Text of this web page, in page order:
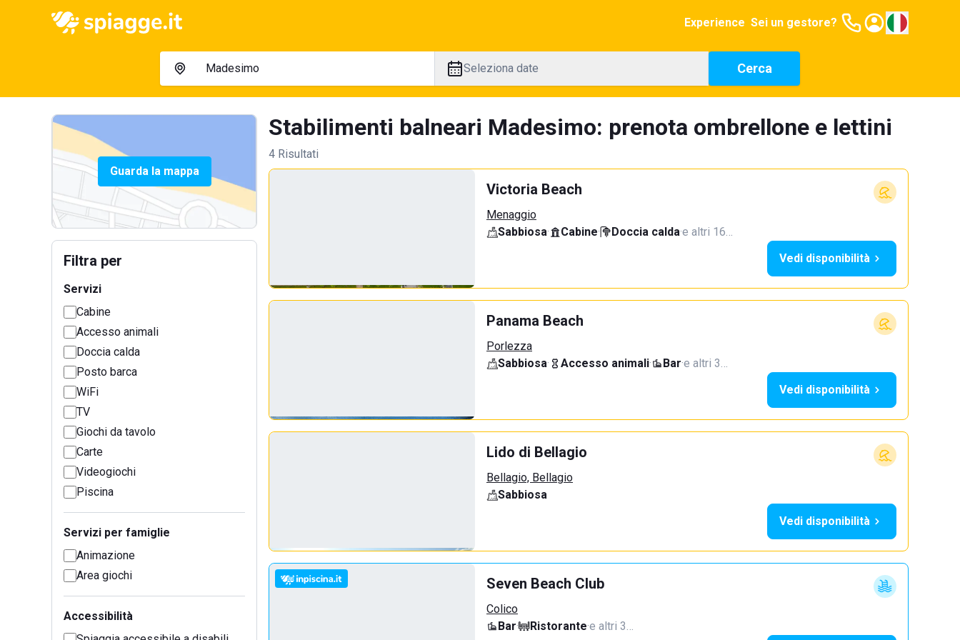
Experience Sei un gestore?
Seleziona date Cerca
Guarda la mappa
Filtra per
Servizi
Cabine
Accesso animali
Doccia calda
Posto barca
WiFi
TV
Giochi da tavolo
Carte
Videogiochi
Piscina
Servizi per famiglie
Animazione
Area giochi
Accessibilità
Stabilimenti balneari Madesimo: prenota ombrellone e lettini
4 Risultati
Victoria Beach
Menaggio
Sabbiosa· Cabine· Doccia calda·e altri 16…
Vedi disponibilità
Panama Beach
Porlezza
Sabbiosa· Accesso animali· Bar·e altri 3…
Vedi disponibilità
Lido di Bellagio
Bellagio, Bellagio
Sabbiosa
Vedi disponibilità
Seven Beach Club
Colico
Bar· Ristorante·e altri 3…